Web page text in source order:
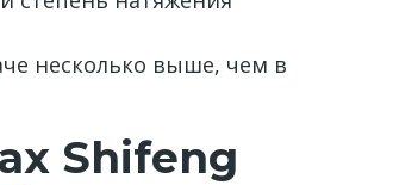
несколько выше, чем в
Shifeng